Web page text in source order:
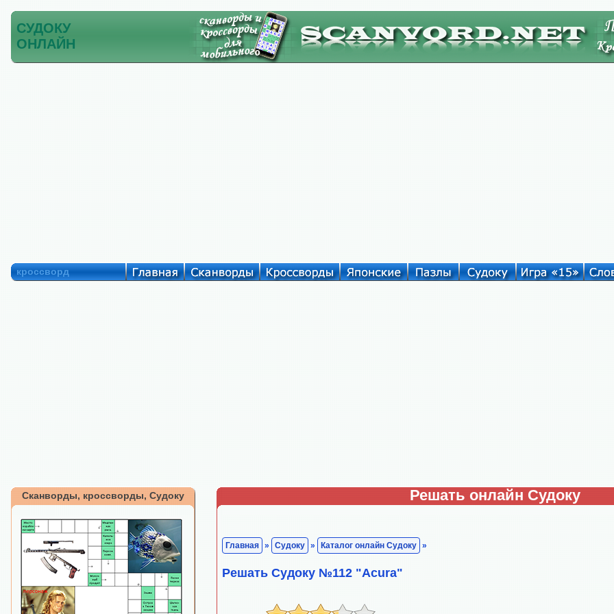
СУДОКУ
ОНЛАЙН
кроссворд
Сканворды, кроссворды, Судоку Решать онлайн Судоку
Главная » Судоку » Каталог онлайн Судоку »
Решать Судоку №112 "Acura"